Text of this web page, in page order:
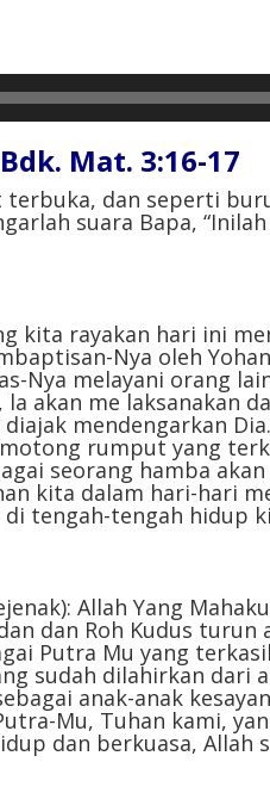
Mat. 3:16-17⁣
dan seperti
suara Bapa,
kita rayakan hari ini
Nya oleh
Nya melayani orang
akan me laksanakan
mendengarkan
rumput yang
seorang hamba
kita dalam hari-hari
tengah-tengah hidup
Allah Yang
dan Roh Kudus turun
Putra Mu yang
sudah dilahirkan dari
anak-anak
Mu, Tuhan kami,
dan berkuasa, Allah